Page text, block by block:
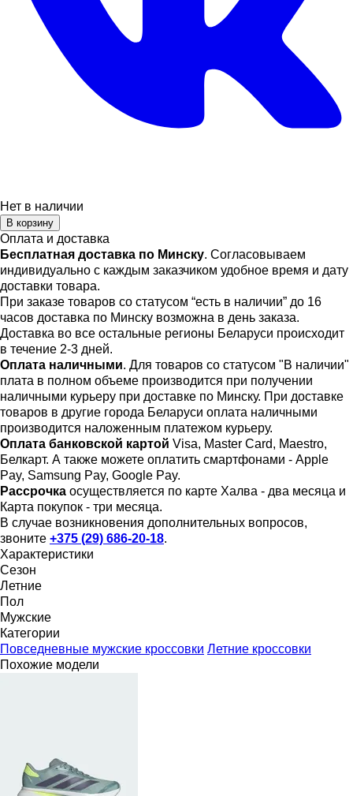
Нет в наличии
В корзину
Оплата и доставка
Бесплатная доставка по Минску. Согласовываем
индивидуально с каждым заказчиком удобное время и дату
доставки товара.
При заказе товаров со статусом “есть в наличии” до 16
часов доставка по Минску возможна в день заказа.
Доставка во все остальные регионы Беларуси происходит
в течение 2-3 дней.
Оплата наличными. Для товаров со статусом "В наличии"
плата в полном объеме производится при получении
наличными курьеру при доставке по Минску. При доставке
товаров в другие города Беларуси оплата наличными
производится наложенным платежом курьеру.
Оплата банковской картой Visa, Master Card, Maestro,
Белкарт. А также можете оплатить смартфонами - Apple
Pay, Samsung Pay, Google Pay.
Рассрочка осуществляется по карте Халва - два месяца и
Карта покупок - три месяца.
В случае возникновения дополнительных вопросов,
звоните +375 (29) 686-20-18.
Характеристики
Сезон
Летние
Пол
Мужские
Категории
Повседневные мужские кроссовки Летние кроссовки
Похожие модели